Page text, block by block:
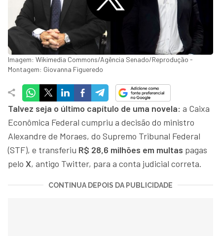
Imagem: Wikimedia Commons/Agência Senado/Reprodução -
Montagem: Giovanna Figueredo
Talvez seja o último capítulo de uma novela: a Caixa
Econômica Federal cumpriu a decisão do ministro
Alexandre de Moraes, do Supremo Tribunal Federal
(STF), e transferiu R$ 28,6 milhões em multas pagas
pelo X, antigo Twitter, para a conta judicial correta.
CONTINUA DEPOIS DA PUBLICIDADE